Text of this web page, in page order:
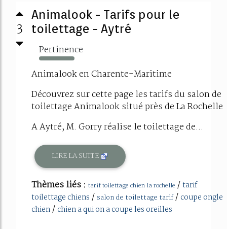
3
Animalook - Tarifs pour le
toilettage - Aytré
Pertinence
160%
Animalook en Charente-Maritime
Découvrez sur cette page les tarifs du salon de
toilettage Animalook situé près de La Rochelle
A Aytré, M. Gorry réalise le toilettage de...
LIRE LA SUITE
Thèmes liés : tarif toilettage chien la rochelle / tarif
toilettage chiens / salon de toilettage tarif/ coupe ongle
chien/ chien a qui on a coupe les oreilles